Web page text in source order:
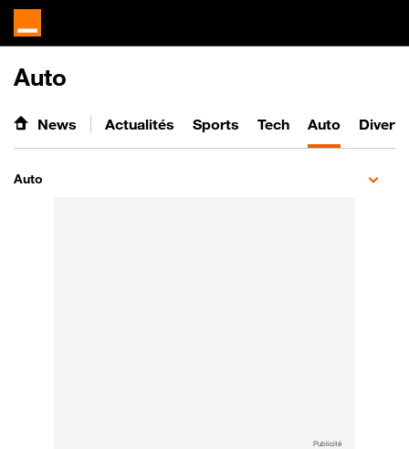
Auto
News Actualités Sports Tech Auto
Auto
Publicité